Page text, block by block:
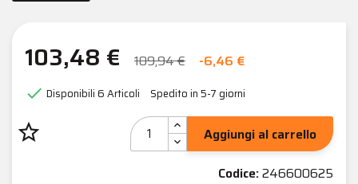
103,48 € 109,94 € -6,46 €
 Disponibili6 Articoli Spedito in 5-7 giorni
star_border
Aggiungi al carrello
Codice:246600625